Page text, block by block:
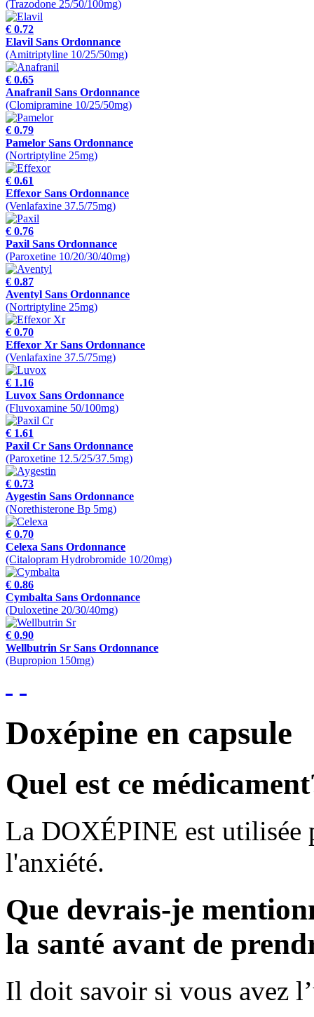
(Trazodone 25/50/100mg)
€ 0.72
Elavil Sans Ordonnance
(Amitriptyline 10/25/50mg)
€ 0.65
Anafranil Sans Ordonnance
(Clomipramine 10/25/50mg)
€ 0.79
Pamelor Sans Ordonnance
(Nortriptyline 25mg)
€ 0.61
Effexor Sans Ordonnance
(Venlafaxine 37.5/75mg)
€ 0.76
Paxil Sans Ordonnance
(Paroxetine 10/20/30/40mg)
€ 0.87
Aventyl Sans Ordonnance
(Nortriptyline 25mg)
€ 0.70
Effexor Xr Sans Ordonnance
(Venlafaxine 37.5/75mg)
€ 1.16
Luvox Sans Ordonnance
(Fluvoxamine 50/100mg)
€ 1.61
Paxil Cr Sans Ordonnance
(Paroxetine 12.5/25/37.5mg)
€ 0.73
Aygestin Sans Ordonnance
(Norethisterone Bp 5mg)
€ 0.70
Celexa Sans Ordonnance
(Citalopram Hydrobromide 10/20mg)
€ 0.86
Cymbalta Sans Ordonnance
(Duloxetine 20/30/40mg)
€ 0.90
Wellbutrin Sr Sans Ordonnance
(Bupropion 150mg)
Doxépine en capsule
Quel est ce
La DOXÉPINE est utilisée
l'anxiété.
Que devrais-je
la santé avant de
Il doit savoir si vous avez